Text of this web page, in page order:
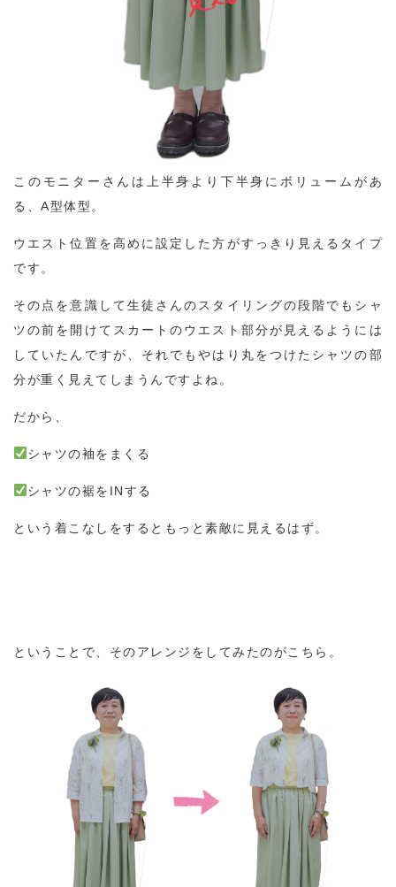
このモニターさんは上半身より下半身にボリュームがあ
る、A型体型。
ウエスト位置を高めに設定した方がすっきり見えるタイプ
です。
その点を意識して生徒さんのスタイリングの段階でもシャ
ツの前を開けてスカートのウエスト部分が見えるようには
していたんですが、それでもやはり丸をつけたシャツの部
分が重く見えてしまうんですよね。
だから、
シャツの袖をまくる
シャツの裾をINする
という着こなしをするともっと素敵に見えるはず。
ということで、そのアレンジをしてみたのがこちら。